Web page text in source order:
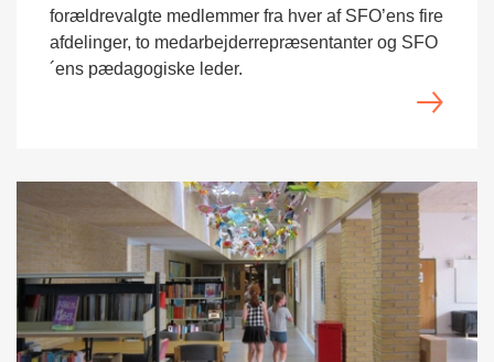
forældrevalgte medlemmer fra hver af SFO’ens fire
afdelinger, to medarbejderrepræsentanter og SFO
´ens pædagogiske leder.